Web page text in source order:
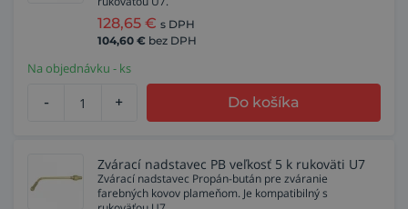
128,65 € s DPH
104,60 € bez DPH
Na objednávku - ks
- + Do košíka
Zvárací nadstavec PB veľkosť 5 k rukoväti U7
Zvárací nadstavec Propán-bután pre zváranie
farebných kovov plameňom. Je kompatibilný s